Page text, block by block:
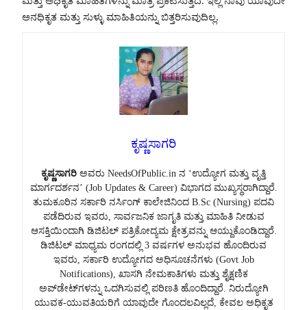
ಅನಧಿಕೃತ ಮತ್ತು ಸುಳ್ಳು ಮಾಹಿತಿಯನ್ನು ಬಿತ್ತರಿಸುವುದಿಲ್ಲ.
ಕೃಷ್ಣಸಾಗರಿ
ಕೃಷ್ಣಸಾಗರಿ ಅವರು NeedsOfPublic.in ನ ‘ಉದ್ಯೋಗ ಮತ್ತು ವೃತ್ತಿ
ಮಾರ್ಗದರ್ಶನ’ (Job Updates & Career) ವಿಭಾಗದ ಮುಖ್ಯಸ್ಥರಾಗಿದ್ದಾರೆ.
ತುಮಕೂರಿನ ಸರ್ಕಾರಿ ನರ್ಸಿಂಗ್ ಕಾಲೇಜಿನಿಂದ B.Sc (Nursing) ಪದವಿ
ಪಡೆದಿರುವ ಇವರು, ಸಾರ್ವಜನಿಕ ಜಾಗೃತಿ ಮತ್ತು ಮಾಹಿತಿ ನೀಡುವ
ಆಸಕ್ತಿಯಿಂದಾಗಿ ಡಿಜಿಟಲ್ ಪತ್ರಿಕೋದ್ಯಮ ಕ್ಷೇತ್ರವನ್ನು ಆಯ್ದುಕೊಂಡಿದ್ದಾರೆ.
ಡಿಜಿಟಲ್ ಮಾಧ್ಯಮ ರಂಗದಲ್ಲಿ 3 ವರ್ಷಗಳ ಅನುಭವ ಹೊಂದಿರುವ
ಇವರು, ಸರ್ಕಾರಿ ಉದ್ಯೋಗದ ಅಧಿಸೂಚನೆಗಳು (Govt Job
Notifications), ಖಾಸಗಿ ನೇಮಕಾತಿಗಳು ಮತ್ತು ಶೈಕ್ಷಣಿಕ
ಅಪ್‌ಡೇಟ್‌ಗಳನ್ನು ಒದಗಿಸುವಲ್ಲಿ ಪರಿಣತಿ ಹೊಂದಿದ್ದಾರೆ. ನಿರುದ್ಯೋಗಿ
ಯುವಕ-ಯುವತಿಯರಿಗೆ ಯಾವುದೇ ಗೊಂದಲವಿಲ್ಲದೆ, ಕೇವಲ ಅಧಿಕೃತ